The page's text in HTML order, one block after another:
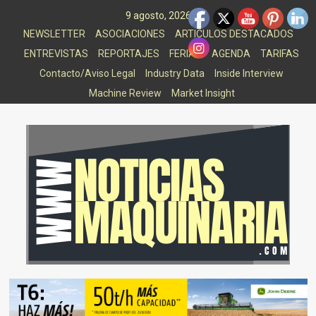
9 agosto, 2026
NEWSLETTER
ASOCIACIONES
ARTICULOS DESTACADOS
ENTREVISTAS
REPORTAJES FERIAS AGENDA
TARIFAS
Contacto/Aviso Legal
Industry Data
Inside Interview
Machine Review
Market Insight